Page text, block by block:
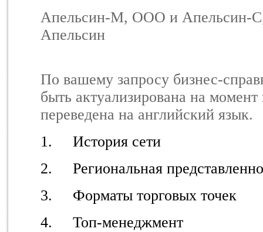
Апельсин-М, ООО и Апельсин-
Апельсин
По вашему запросу бизнес-
быть актуализирована на
переведена на английский язык.
1. История сети
2. Региональная
3. Форматы торговых точек
4. Топ-менеджмент